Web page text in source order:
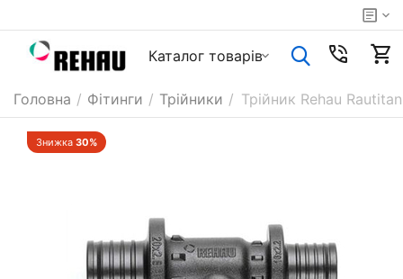
Каталог товарiв
Головна / Фітинги / Трійники / Трійник Rehau
Знижка 30%